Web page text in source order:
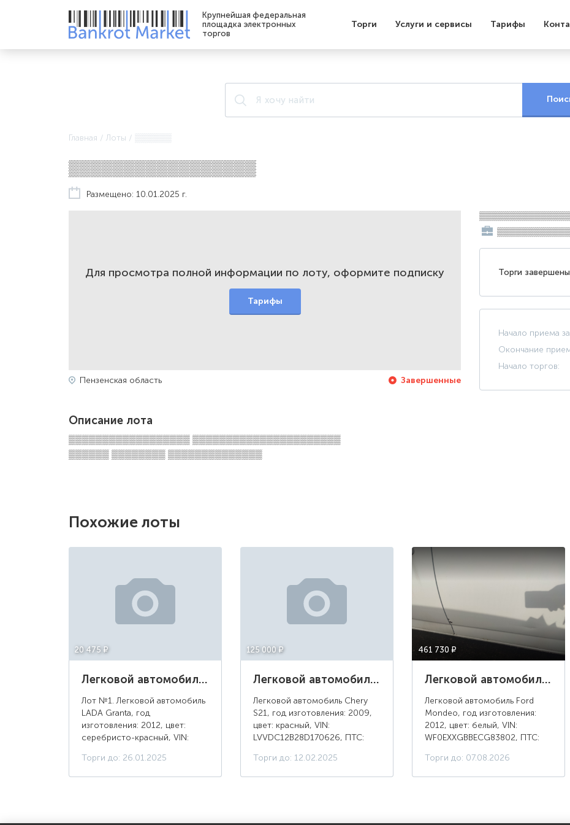
Крупнейшая федеральная
площадка электронных
торгов
Торги Услуги и сервисы Тарифы
Главная / Лоты /
▒▒▒▒▒▒▒▒▒▒▒▒▒▒▒▒▒
Размещено: 10.01.2025 г.
Для просмотра полной информации по лоту, оформите подписку
Тарифы
Пензенская область Завершенные
Торги завершены
Начало приема
Окончание
Начало торгов:
Описание лота
▒▒▒▒▒▒▒▒▒▒▒▒▒▒▒▒▒▒ ▒▒▒▒▒▒▒▒▒▒▒▒▒▒▒▒▒▒▒▒▒▒
▒▒▒▒▒▒ ▒▒▒▒▒▒▒▒ ▒▒▒▒▒▒▒▒▒▒▒▒▒▒
Похожие лоты
20 475 ¤
Легковой автомобиль LADA Granta, год изготовления 2012, цвет серебристо-красный, г/н С876ТМ36
Лот №1. Легковой автомобиль
LADA Granta, год
изготовления: 2012, цвет:
серебристо-красный, VIN:
НР 638495, г/н: С876ТМ36,
разрешенная максимальная
Торги до: 26.01.2025
125 000 ¤
Легковой автомобиль Chery S21, год изготовления: 2009, цвет: красный, г/н: Е050ОС53
Легковой автомобиль Chery
S21, год изготовления: 2009,
цвет: красный, VIN:
LVVDC12B28D170626, ПТС:
мощность двигателя, л. с. (кВт):
68, рабочий объем двигателя,
Торги до: 12.02.2025
461 730 ¤
Легковой автомобиль Ford Mondeo, год изготовления: 2012, цвет: белый, г/н: Е676ХТ152
Легковой автомобиль Ford
Mondeo, год изготовления:
2012, цвет: белый, VIN:
WF0EXXGBBECG83802, ПТС:
изготовитель (страна): Бельгия,
тип двигателя: дизельный,
Торги до: 07.08.2026